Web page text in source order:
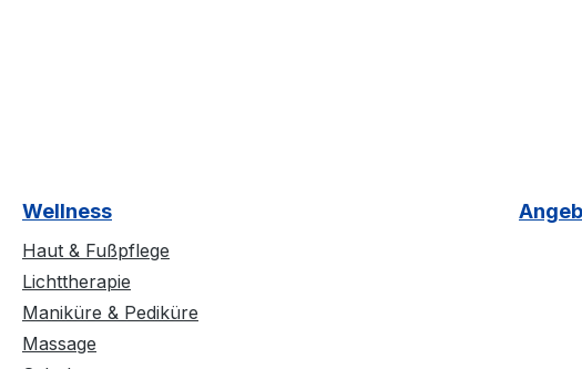
Wellness
Haut & Fußpflege
Lichttherapie
Maniküre & Pediküre
Massage